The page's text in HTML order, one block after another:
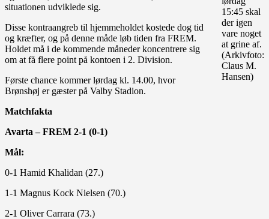
15:45 skal
der igen
vare noget
at grine af.
(Arkivfoto:
Claus M.
Hansen)
situationen udviklede sig.
Disse kontraangreb til hjemmeholdet kostede dog tid
og kræfter, og på denne måde løb tiden fra FREM.
Holdet må i de kommende måneder koncentrere sig
om at få flere point på kontoen i 2. Division.
Første chance kommer lørdag kl. 14.00, hvor
Brønshøj er gæster på Valby Stadion.
Matchfakta
Avarta – FREM 2-1 (0-1)
Mål:
0-1 Hamid Khalidan (27.)
1-1 Magnus Kock Nielsen (70.)
2-1 Oliver Carrara (73.)